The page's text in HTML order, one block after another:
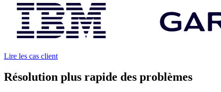
Lire les cas client
Résolution plus rapide des problèmes